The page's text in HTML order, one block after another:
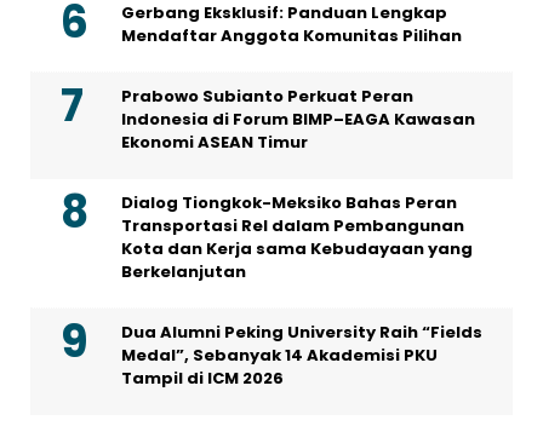
Gerbang Eksklusif: Panduan Lengkap
Mendaftar Anggota Komunitas Pilihan
Prabowo Subianto Perkuat Peran
Indonesia di Forum BIMP–EAGA Kawasan
Ekonomi ASEAN Timur
Dialog Tiongkok-Meksiko Bahas Peran
Transportasi Rel dalam Pembangunan
Kota dan Kerja sama Kebudayaan yang
Berkelanjutan
Dua Alumni Peking University Raih “Fields
Medal”, Sebanyak 14 Akademisi PKU
Tampil di ICM 2026